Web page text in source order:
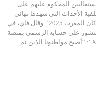
السنغاليين المحكوم عليهم على
الأحداث التي شهدها نهائي
“كان المغرب 2025”. وقال فاي، في
على حسابه الرسمي بمنصة